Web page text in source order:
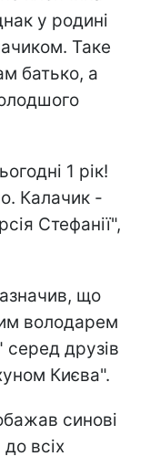
у родині
Таке
батько, а
1 рік!
Калачик -
Стефанії",
що
володарем
серед друзів
Києва".
синові
всіх